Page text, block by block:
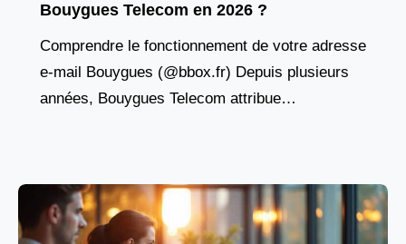
Bouygues Telecom en 2026 ?
Comprendre le fonctionnement de votre adresse
e-mail Bouygues (@bbox.fr) Depuis plusieurs
années, Bouygues Telecom attribue